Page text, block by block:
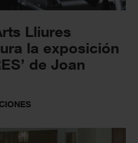
Lliures
la exposición
de Joan